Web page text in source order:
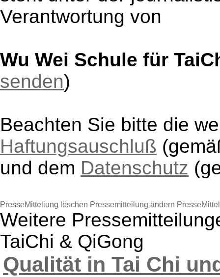
Verantwortung von
Wu Wei Schule für
senden)
Beachten Sie bitte die
Haftungsauschluß
und dem Datenschutz
PresseMitteliung löschen Pressemitteilung ändern
Weitere
TaiChi & QiGong
Qualität in Tai Chi